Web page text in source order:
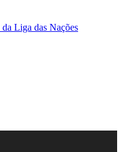
Liga das Nações